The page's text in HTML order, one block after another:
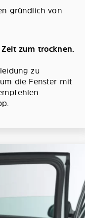
gründlich von
zum trocknen.
zu
die Fenster mit